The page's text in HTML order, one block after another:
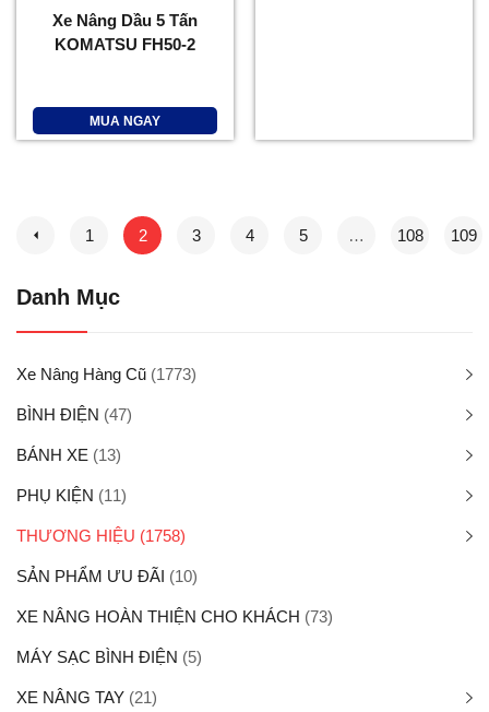
Xe Nâng Dầu 5 Tấn
KOMATSU FH50-2
MUA NGAY
1 2 3 4 5 … 108 109
Danh Mục
Xe Nâng Hàng Cũ (1773)
BÌNH ĐIỆN (47)
BÁNH XE (13)
PHỤ KIỆN (11)
THƯƠNG HIỆU (1758)
SẢN PHẨM ƯU ĐÃI (10)
XE NÂNG HOÀN THIỆN CHO KHÁCH (73)
MÁY SẠC BÌNH ĐIỆN (5)
XE NÂNG TAY (21)